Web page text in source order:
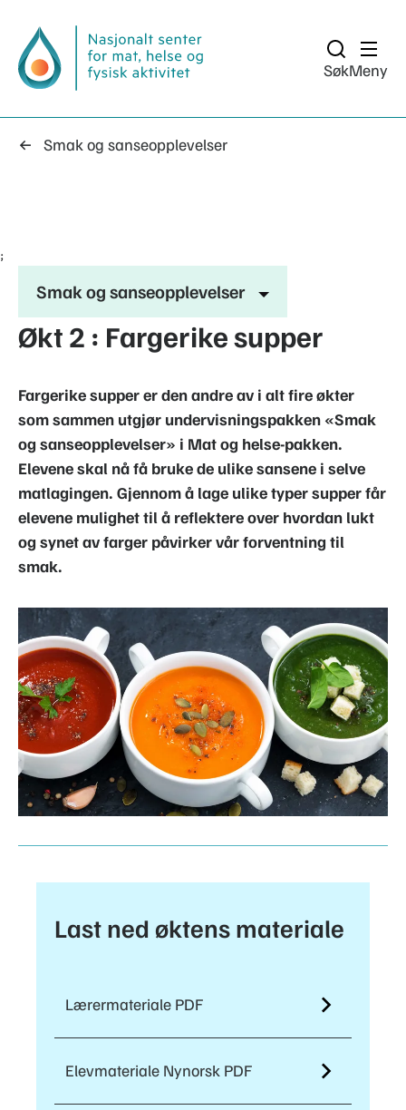
SøkMeny
Smak og sanseopplevelser
;
Smak og sanseopplevelser
Økt 2 : Fargerike supper
Fargerike supper er den andre av i alt fire økter
som sammen utgjør undervisningspakken «Smak
og sanseopplevelser» i Mat og helse-pakken.
Elevene skal nå få bruke de ulike sansene i selve
matlagingen. Gjennom å lage ulike typer supper får
elevene mulighet til å reflektere over hvordan lukt
og synet av farger påvirker vår forventning til
smak.
Last ned øktens materiale
Lærermateriale PDF
Elevmateriale Nynorsk PDF